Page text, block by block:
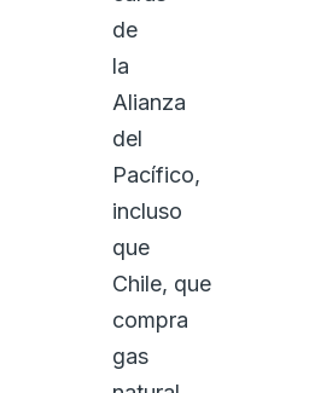
de
la
Alianza
del
Pacífico,
incluso
que
Chile, que
compra
gas